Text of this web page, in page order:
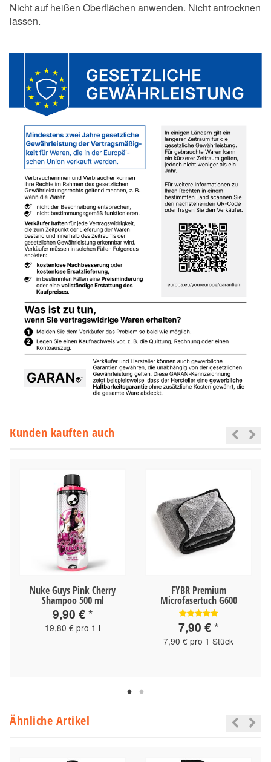
Nicht auf heißen Oberflächen anwenden. Nicht antrocknen
lassen.
Kunden kauften auch
Nuke Guys Pink Cherry
Shampoo 500 ml
9,90 €*
19,80 € pro 1 l
FYBR Premium
Microfasertuch G600
7,90 €*
7,90 € pro 1 Stück
Ähnliche Artikel